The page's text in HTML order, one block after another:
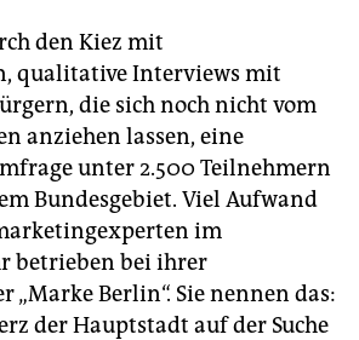
den Kiez mit
qualitative Interviews mit
die sich noch nicht vom
anziehen lassen, eine
unter 2.500 Teilnehmern
Bundesgebiet. Viel Aufwand
im
betrieben bei ihrer
„Marke Berlin“. Sie nennen das:
der Hauptstadt auf der Suche